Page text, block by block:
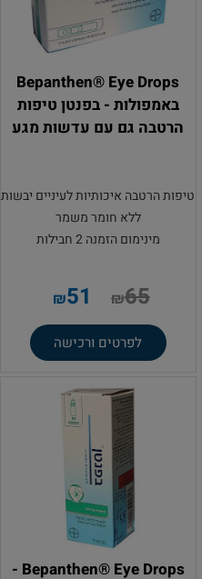
Bepanthen® Eye Drops
באמפולות - בפנטן טיפות
הרטבה גם עם עדשות מגע
טיפות הרטבה איכותיות לעיניים יבשות
ללא חומר משמר
מינימום הזמנה 2 חבילות
₪65
₪51
לפרטים ורכישה
Bepanthen® Eye Drops -